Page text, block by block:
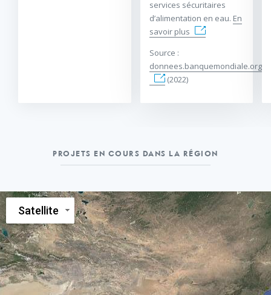
services sécuritaires
d’alimentation en eau. En
savoir plus
Source :
donnees.banquemondiale.org
(2022)
PROJETS EN COURS DANS LA RÉGION
Satellite